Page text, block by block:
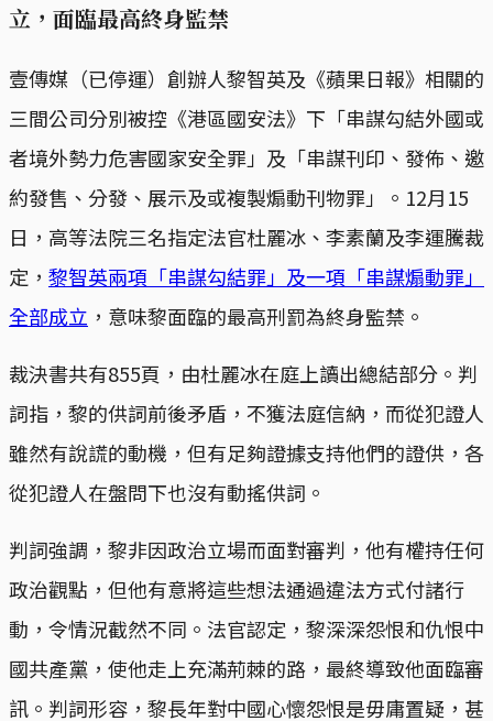
立，面臨最高終身監禁
壹傳媒（已停運）創辦人黎智英及《蘋果日報》相關的
三間公司分別被控《港區國安法》下「串謀勾結外國或
者境外勢力危害國家安全罪」及「串謀刊印、發佈、邀
約發售、分發、展示及或複製煽動刊物罪」。12月15
日，高等法院三名指定法官杜麗冰、李素蘭及李運騰裁
定， 黎智英兩項「串謀勾結罪」及一項「串謀煽動罪」
全部成立 ，意味黎面臨的最高刑罰為終身監禁。
裁決書共有855頁，由杜麗冰在庭上讀出總結部分。判
詞指，黎的供詞前後矛盾，不獲法庭信納，而從犯證人
雖然有說謊的動機，但有足夠證據支持他們的證供，各
從犯證人在盤問下也沒有動搖供詞。
判詞強調，黎非因政治立場而面對審判，他有權持任何
政治觀點，但他有意將這些想法通過違法方式付諸行
動，令情況截然不同。法官認定，黎深深怨恨和仇恨中
國共產黨，使他走上充滿荊棘的路，最終導致他面臨審
訊。判詞形容，黎長年對中國心懷怨恨是毋庸置疑，甚